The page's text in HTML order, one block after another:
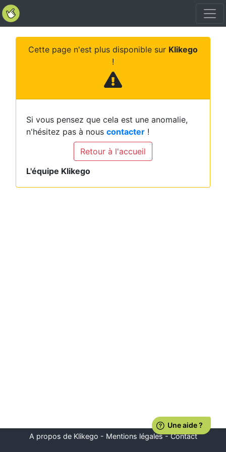
Cette page n'est plus disponible sur Klikego
!
Si vous pensez que cela est une anomalie,
n'hésitez pas à nous contacter !
Retour à l'accueil
L'équipe Klikego
A propos de Klikego - Mentions légales-Contact